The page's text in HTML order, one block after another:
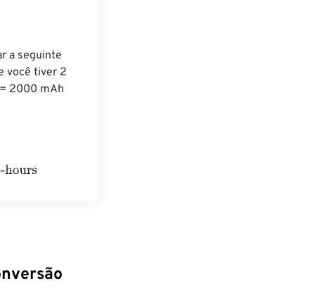
a seguinte
você tiver 2
2000 mAh